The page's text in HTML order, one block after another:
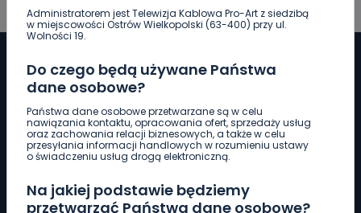
Administratorem jest Telewizja Kablowa Pro-Art z siedzibą
w miejscowości Ostrów Wielkopolski (63-400) przy ul.
Wolności 19.
Do czego będą używane Państwa
dane osobowe?
Państwa dane osobowe przetwarzane są w celu
nawiązania kontaktu, opracowania ofert, sprzedaży usług
oraz zachowania relacji biznesowych, a także w celu
przesyłania informacji handlowych w rozumieniu ustawy
o świadczeniu usług drogą elektroniczną.
Na jakiej podstawie będziemy
przetwarzać Państwa dane osobowe?
Pobierz logotyp
LINIA INTERWENCYJNA